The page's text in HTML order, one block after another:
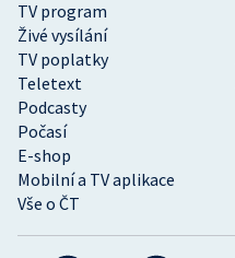
TV program
Živé vysílání
TV poplatky
Teletext
Podcasty
Počasí
E-shop
Mobilní a TV aplikace
Vše o ČT